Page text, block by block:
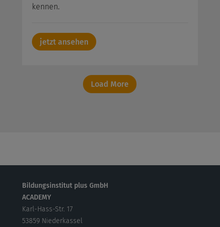
kennen.
jetzt ansehen
Load More
Bildungsinstitut plus GmbH
ACADEMY
Karl-Hass-Str. 17
53859 Niederkassel